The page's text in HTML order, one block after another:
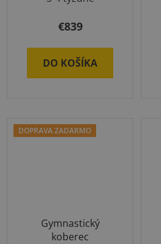
€839
DO KOŠÍKA
DOPRAVA ZADARMO
Gymnastický
koberec